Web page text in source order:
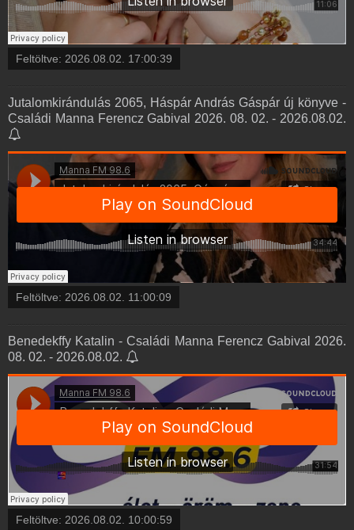
Feltöltve: 2026.08.02. 17:00:39
Jutalomkirándulás 2065, Háspár András Gáspár új könyve -
Családi Manna Ferencz Gabival 2026. 08. 02. - 2026.08.02.
Feltöltve: 2026.08.02. 11:00:09
Benedekffy Katalin - Családi Manna Ferencz Gabival 2026.
08. 02. - 2026.08.02.
Feltöltve: 2026.08.02. 10:00:59